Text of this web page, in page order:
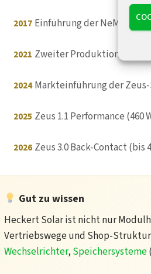
2017 Einführung der NeMo 2.0
2021 Zweiter
2024 Markteinführung der
2025 Zeus 1.1 Performance (460
2026 Zeus 3.0 Back-Contact
Gut zu wissen
Heckert Solar ist nicht nur
Vertriebswege und Shop-
Wechselrichter, Speichersysteme